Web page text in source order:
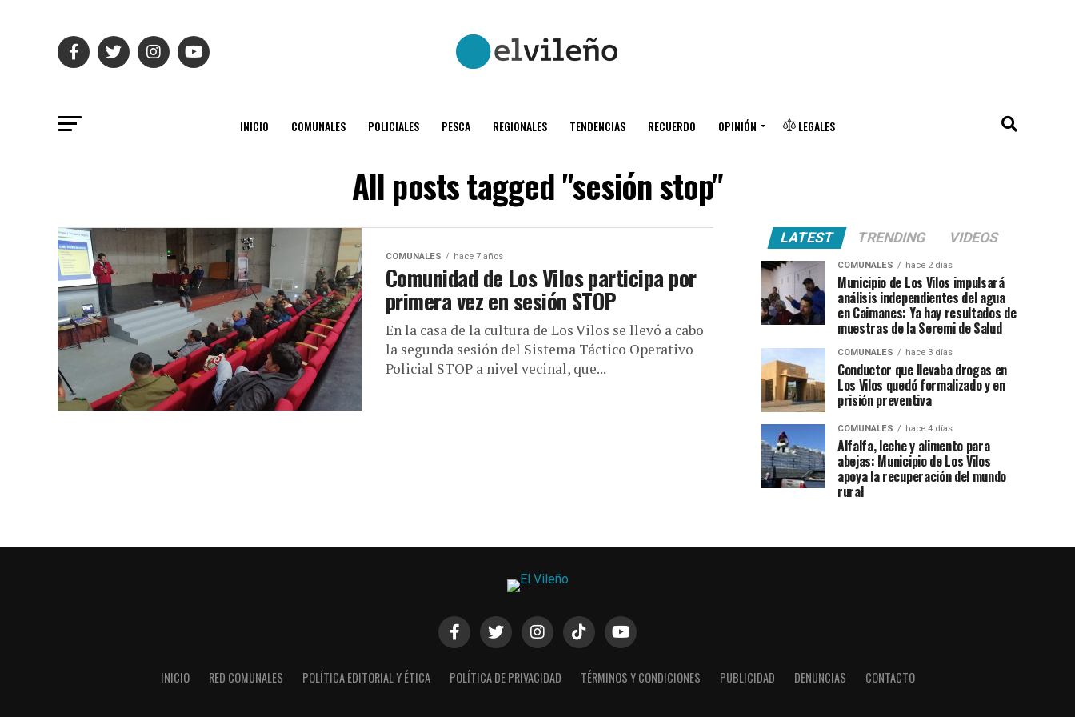
INICIO COMUNALES POLICIALES PESCA REGIONALES TENDENCIAS RECUERDO OPINIÓN LEGALES
All posts tagged "sesión stop"
COMUNALES hace 7 años
Comunidad de Los Vilos participa por
primera vez en sesión STOP
En la casa de la cultura de Los Vilos se llevó a cabo
la segunda sesión del Sistema Táctico Operativo
Policial STOP a nivel vecinal, que...
LATEST TRENDING VIDEOS
COMUNALES hace 2 días
Municipio de Los Vilos impulsará
análisis independientes del agua
en Caimanes: Ya hay resultados de
muestras de la Seremi de Salud
COMUNALES hace 3 días
Conductor que llevaba drogas en
Los Vilos quedó formalizado y en
prisión preventiva
COMUNALES hace 4 días
Alfalfa, leche y alimento para
abejas: Municipio de Los Vilos
apoya la recuperación del mundo
rural
INICIO RED COMUNALES POLÍTICA EDITORIAL Y ÉTICA POLÍTICA DE PRIVACIDAD TÉRMINOS Y CONDICIONES PUBLICIDAD DENUNCIAS CONTACTO